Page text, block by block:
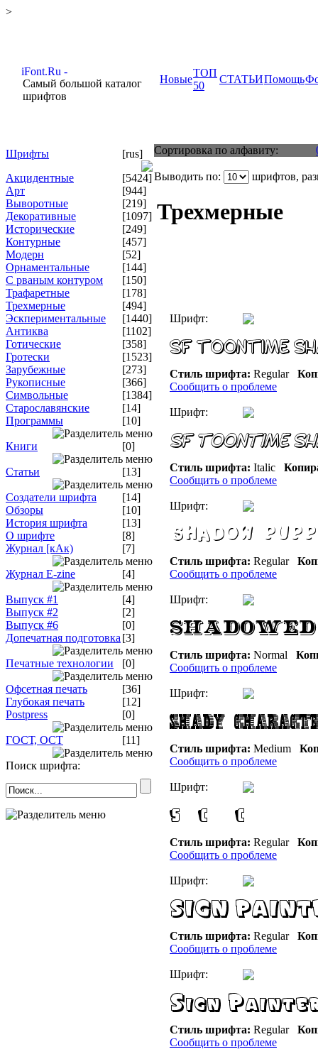
>
Самый большой каталог
шрифтов
Новые
ТОП
50
СТАТЬИПомощь
Шрифты
[rus]
Акцидентные
[5424]
Арт
[944]
Выворотные
[219]
Декоративные
[1097]
Исторические
[249]
Контурные
[457]
Модерн
[52]
Орнаментальные
[144]
С рваным контуром
[150]
Трафаретные
[178]
Трехмерные
[494]
Эскпериментальные
[1440]
Антиква
[1102]
Готические
[358]
Гротески
[1523]
Зарубежные
[273]
Рукописные
[366]
Символьные
[1384]
Старославянские
[14]
Программы
[10]
Книги [0]
Статьи [13]
Создатели шрифта
[14]
Обзоры
[10]
История шрифта
[13]
О шрифте
[8]
Журнал [кАк)
[7]
Журнал E-zine [4]
Выпуск #1
[4]
Выпуск #2
[2]
Выпуск #6
[0]
Допечатная подготовка [3]
Печатные технологии [0]
Офсетная печать
[36]
Глубокая печать
[12]
Postpress
[0]
ГОСТ, ОСТ [11]
Поиск шрифта:
Сортировка по алфавиту:
Выводить по: шрифтов,
Трехмерные
Шрифт:
Стиль шрифта: Regular
Сообщить о проблеме
Шрифт:
Стиль шрифта: Italic
Сообщить о проблеме
Шрифт:
Стиль шрифта: Regular
Сообщить о проблеме
Шрифт:
Стиль шрифта: Normal
Сообщить о проблеме
Шрифт:
Стиль шрифта: Medium
Сообщить о проблеме
Шрифт:
Стиль шрифта: Regular
Сообщить о проблеме
Шрифт:
Стиль шрифта: Regular
Сообщить о проблеме
Шрифт:
Стиль шрифта: Regular
Сообщить о проблеме